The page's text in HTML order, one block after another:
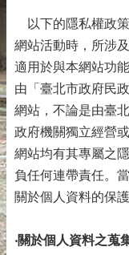
以下的隱私權政策
網站活動時，所涉
適用於與本網站功
由「臺北市政府民
網站，不論是由臺
政府機關獨立經營
網站均有其專屬之
負任何連帶責任。
關於個人資料的保
‧關於個人資料之蒐